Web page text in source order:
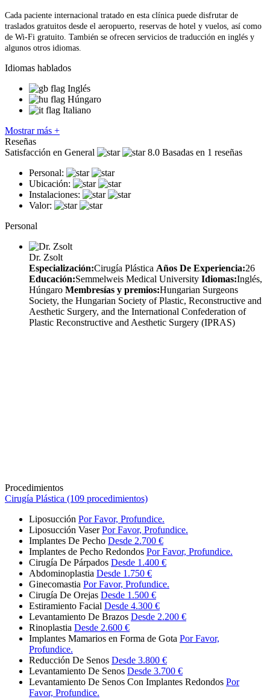
Cada paciente internacional tratado en esta clínica puede disfrutar de
traslados gratuitos desde el aeropuerto, reservas de hotel y vuelos, así como
de Wi-Fi gratuito. También se ofrecen servicios de traducción en inglés y
algunos otros idiomas.
Idiomas hablados
Inglés
Húngaro
Italiano
Mostrar más +
Reseñas
Satisfacción en General
8.0 Basadas en 1 reseñas
Personal:
Ubicación:
Instalaciones:
Valor:
Personal
Dr. Zsolt
Especialización:Cirugía Plástica Años De Experiencia:26
Educación:Semmelweis Medical University Idiomas:Inglés,
Húngaro Membresías y premios:Hungarian Surgeons
Society, the Hungarian Society of Plastic, Reconstructive and
Aesthetic Surgery, and the International Confederation of
Plastic Reconstructive and Aesthetic Surgery (IPRAS)
Procedimientos
Cirugía Plástica (109 procedimientos)
Liposucción Por Favor, Profundice.
Liposucción Vaser Por Favor, Profundice.
Implantes De Pecho Desde 2.700 €
Implantes de Pecho Redondos Por Favor, Profundice.
Cirugía De Párpados Desde 1.400 €
Abdominoplastia Desde 1.750 €
Ginecomastia Por Favor, Profundice.
Cirugía De Orejas Desde 1.500 €
Estiramiento Facial Desde 4.300 €
Levantamiento De Brazos Desde 2.200 €
Rinoplastia Desde 2.600 €
Implantes Mamarios en Forma de Gota Por Favor,
Profundice.
Reducción De Senos Desde 3.800 €
Levantamiento De Senos Desde 3.700 €
Levantamiento De Senos Con Implantes Redondos Por
Favor, Profundice.